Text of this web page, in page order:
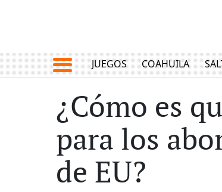
JUEGOS COAHUILA
¿Cómo es
para los
de EU?